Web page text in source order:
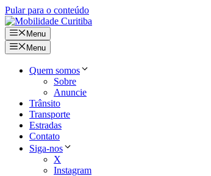
Pular para o conteúdo
Menu
Menu
Quem somos
Sobre
Anuncie
Trânsito
Transporte
Estradas
Contato
Siga-nos
X
Instagram